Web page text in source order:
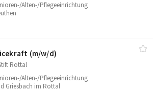
Alten-/Pflegeeinrichtung
(m/​w/​d)
Rottal
Alten-/Pflegeeinrichtung
Griesbach im Rottal